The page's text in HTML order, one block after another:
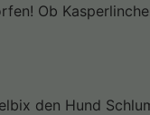
Ob
den Hund